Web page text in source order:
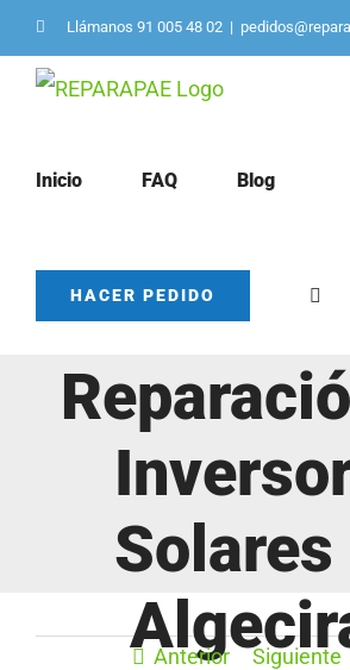
Saltar
al
Llámanos 91 005 48 02 |
Inicio FAQ Blog
HACER PEDIDO
Servicio
Solares
Anterior Siguiente